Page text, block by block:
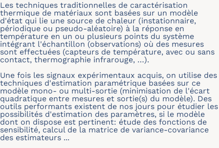
Les techniques traditionnelles de caractérisation
thermique de matériaux sont basées sur un modèle
d'état qui lie une source de chaleur (instationnaire,
périodique ou pseudo-aléatoire) à la réponse en
température en un ou plusieurs points du système
intégrant l'échantillon (observations) où des mesures
sont effectuées (capteurs de température, avec ou sans
contact, thermographie infrarouge, …).
Une fois les signaux expérimentaux acquis, on utilise des
techniques d'estimation paramétrique basées sur ce
modèle mono- ou multi-sortie (minimisation de l'écart
quadratique entre mesures et sortie(s) du modèle). Des
outils performants existent de nos jours pour étudier les
possibilités d'estimation des paramètres, si le modèle
dont on dispose est pertinent: étude des fonctions de
sensibilité, calcul de la matrice de variance-covariance
des estimateurs ...